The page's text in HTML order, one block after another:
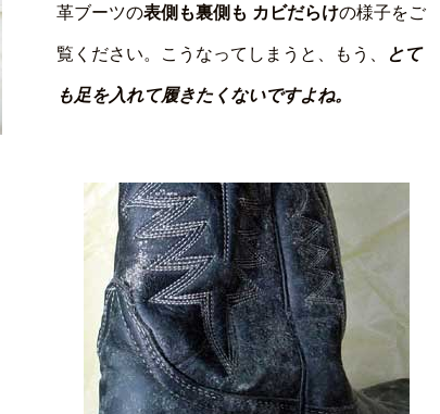
革ブーツの表側も裏側も カビだらけの様子をご
覧ください。こうなってしまうと、もう、 とて
も足を入れて履きたくないですよね。